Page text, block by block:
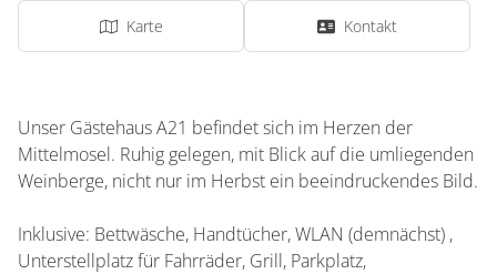
Karte Kontakt
Unser Gästehaus A21 befindet sich im Herzen der
Mittelmosel. Ruhig gelegen, mit Blick auf die umliegenden
Weinberge, nicht nur im Herbst ein beeindruckendes Bild.
Inklusive: Bettwäsche, Handtücher, WLAN (demnächst) ,
Unterstellplatz für Fahrräder, Grill, Parkplatz,